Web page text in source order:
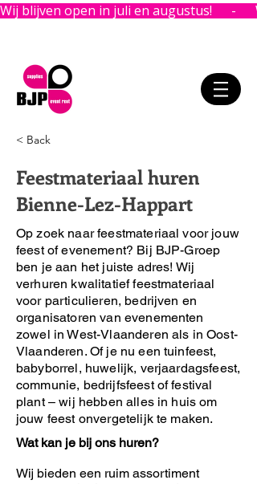
Wij blijven open in juli en augustus!      -
< Back
Feestmateriaal huren
Bienne-Lez-Happart
Op zoek naar feestmateriaal voor jouw
feest of evenement? Bij BJP-Groep
ben je aan het juiste adres! Wij
verhuren kwalitatief feestmateriaal
voor particulieren, bedrijven en
organisatoren van evenementen
zowel in West-Vlaanderen als in Oost-
Vlaanderen. Of je nu een tuinfeest,
babyborrel, huwelijk, verjaardagsfeest,
communie, bedrijfsfeest of festival
plant – wij hebben alles in huis om
jouw feest onvergetelijk te maken.
Wat kan je bij ons huren?
Wij bieden een ruim assortiment